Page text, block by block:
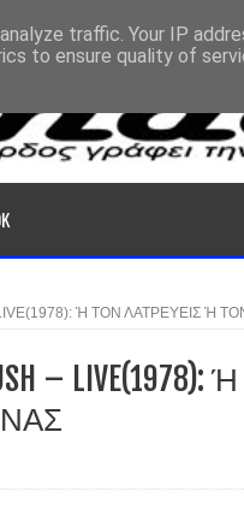
Ή ΤΟΝ ΛΑΤΡΕΥΕΙΣ Ή
–
traffic. Your IP
to ensure quality of